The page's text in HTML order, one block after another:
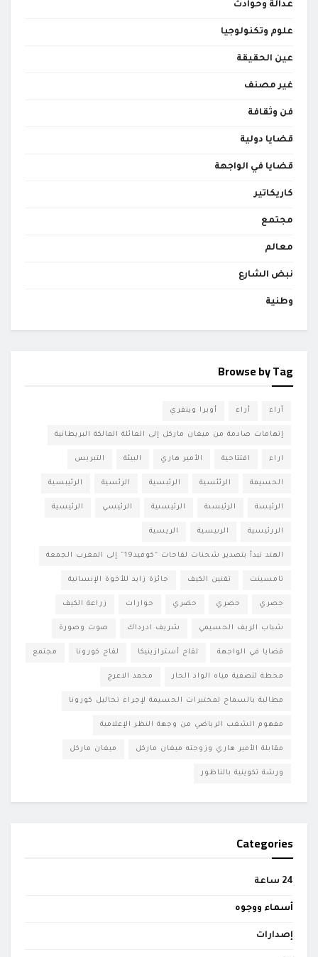
عدالة وحوادث
علوم وتكنولوجيا
عين الحقيقة
غير مصنف
فن وثقافة
قضايا دولية
قضايا في الواجهة
كاريكاتير
مجتمع
معالم
نبض الشارع
وطنية
Browse by Tag
آراء أراء أوبرا وينفري
إتهامات صادمة من ميغان ماركل إلى العائلة المالكة البريطانية
اراء افتتاحية الأمير هاري البيئة التبريس
الحسيمة الرئئسية الرئبسية الرئسية الرئيبسية
الرئيسة الرئيسىة الرئيسىية الرئيسي الرئيسية
الررئيسية الرىيسية الريسية
الهند تبدأ بتصدير شحنات لقاحات “كوفيد19” إلى المغرب الجمعة
تامسينت تقنين الكيف جائزة زايد للأخوة الإنسانية
جصري حصري حضري حوارات زراعة الكيف
شباب الريف الحسيمي شريف ادرداك صوت وصورة
قضايا في الواجهة لقاح أسترازينيكا لقاح كورونا مجتمع
محطة لتصفية مياه الواد الحار محمد الاعرج
مطالبة بالسماح لمختبرات الحسيمة لإجراء تحاليل كورونا
مفهوم الشغب الرياضي من وجهة النظر الإعلامية
مقابلة الأمير هاري وزوجته ميغان ماركل ميغان ماركل
ورشة تكوينية بالناظور
Categories
24 ساعة
أسماء ووجوه
إصدارات